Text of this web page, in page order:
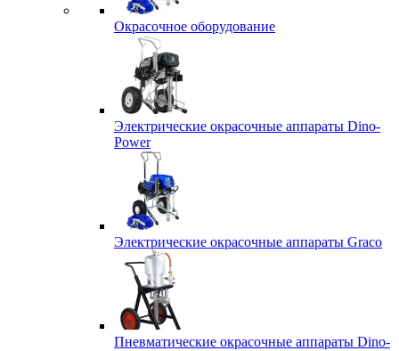
Окрасочное оборудование
Электрические окрасочные аппараты Dino-
Power
Электрические окрасочные аппараты Graco
Пневматические окрасочные аппараты Dino-